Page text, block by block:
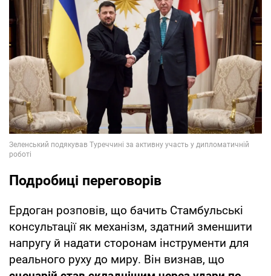
Подробиці переговорів
Ердоган розповів, що бачить Стамбульські
консультації як механізм, здатний зменшити
напругу й надати сторонам інструменти для
реального руху до миру. Він визнав, що